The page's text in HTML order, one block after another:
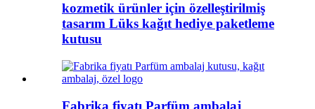
kozmetik ürünler için özelleştirilmiş
tasarım Lüks kağıt hediye paketleme
kutusu
Fabrika fiyatı Parfüm ambalaj